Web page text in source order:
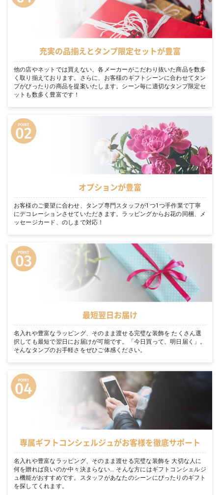
充実の品揃えとタンプ限定セットが豊富
他の店やネットでは買えない、各メーカーがこだわり抜いた商品を数多
く取り揃えております。さらに、お客様のギフトシーンに合わせてタン
プがぴったりの商品を提案いたします。シーン毎に適切なタンプ限定セ
ットも数多く豊富です！
オプションが豊富
お客様のご要望に合わせ、タンプ専門スタッフが1つ1つ手作業で丁寧
にデコレーションさせていただきます。ラッピングからお花の同梱、メ
ッセージカード、のしまで対応！
最短翌日お届け
名入れや豊富なラッピング、そのまま渡せる完璧な装飾を たくさん選
択しても最短で翌日にお届けが可能です。「今日買って、明日届く」。
そんなタンプのお手軽さをぜひご体感ください。
専属ギフトコンシェルジュがお客様を徹底サポート
名入れや豊富なラッピング、そのまま渡せる完璧な装飾を 大切な人に
何を贈れば良いのか中々決まらない… そんな方にはギフトコンシェルジ
ュ機能がおすすめです。スタッフがあなたのシーンにぴったりのギフト
を探してくれます。